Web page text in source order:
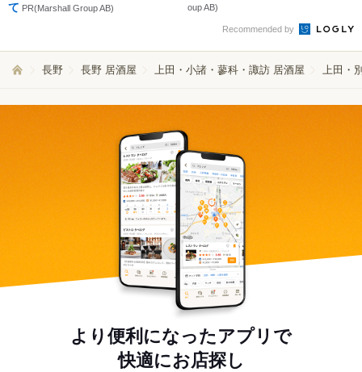
て PR(Marshall Group AB)
oup AB)
Recommended by
長野 長野 居酒屋 上田・小諸・蓼科・諏訪 居酒屋 上田・
より便利になったアプリで
快適にお店探し